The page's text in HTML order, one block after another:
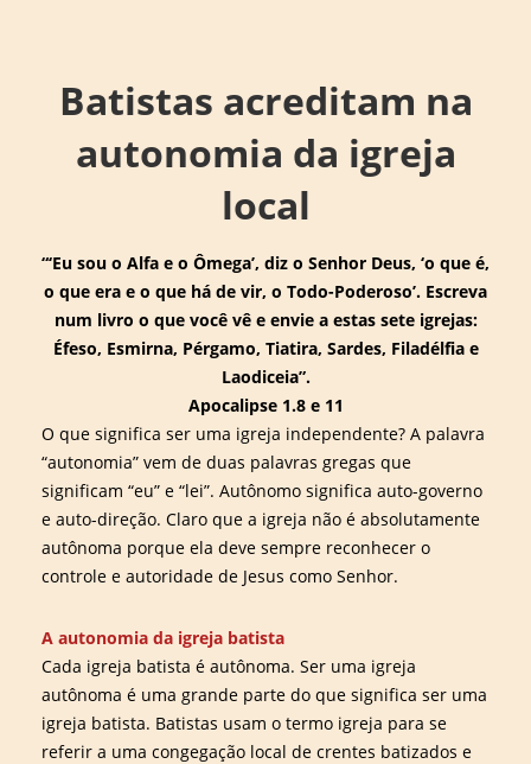
Batistas acreditam na
autonomia da igreja
local
“‘Eu sou o Alfa e o Ômega’, diz o Senhor Deus, ‘o que é,
o que era e o que há de vir, o Todo-Poderoso’. Escreva
num livro o que você vê e envie a estas sete igrejas:
Éfeso, Esmirna, Pérgamo, Tiatira, Sardes, Filadélfia e
Laodiceia”.
Apocalipse 1.8 e 11
O que significa ser uma igreja independente? A palavra
“autonomia” vem de duas palavras gregas que
significam “eu” e “lei”. Autônomo significa auto-governo
e auto-direção. Claro que a igreja não é absolutamente
autônoma porque ela deve sempre reconhecer o
controle e autoridade de Jesus como Senhor.
A autonomia da igreja batista
Cada igreja batista é autônoma. Ser uma igreja
autônoma é uma grande parte do que significa ser uma
igreja batista. Batistas usam o termo igreja para se
referir a uma congegação local de crentes batizados e